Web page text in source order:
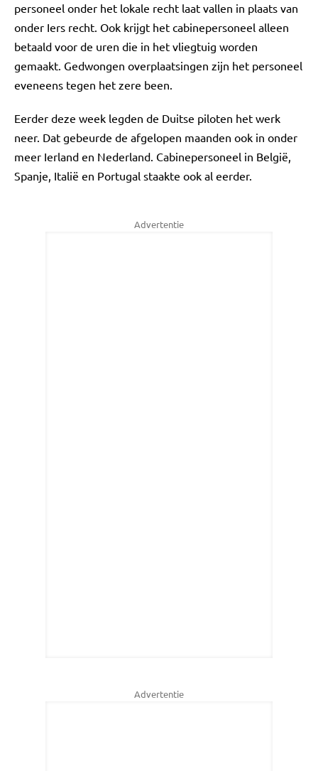
personeel onder het lokale recht laat vallen in plaats van
onder Iers recht. Ook krijgt het cabinepersoneel alleen
betaald voor de uren die in het vliegtuig worden
gemaakt. Gedwongen overplaatsingen zijn het personeel
eveneens tegen het zere been.
Eerder deze week legden de Duitse piloten het werk
neer. Dat gebeurde de afgelopen maanden ook in onder
meer Ierland en Nederland. Cabinepersoneel in België,
Spanje, Italië en Portugal staakte ook al eerder.
Advertentie
Advertentie